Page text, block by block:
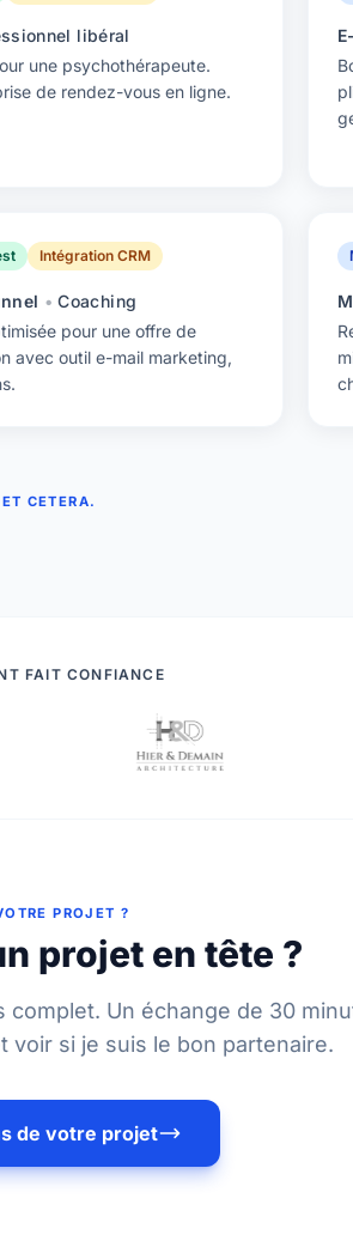
libéral
une psychothérapeute.
de rendez-vous en ligne.
Intégration CRM
•Coaching
pour une offre de
avec outil e-mail marketing,
ET CETERA.
FAIT CONFIANCE
PROJET ?
projet en tête ?
complet. Un échange de 30
voir si je suis le bon partenaire.
de votre projet